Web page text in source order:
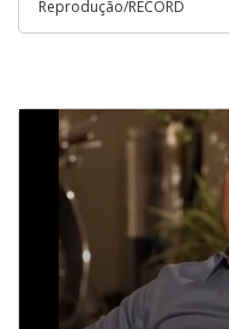
Reprodução/RECORD